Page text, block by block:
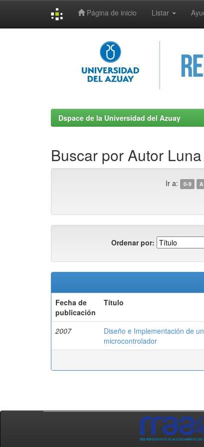
Página de inicio Listar
Dspace de la Universidad del Azuay
Buscar por Autor
Ir a: 0-9 A
Ordenar por:
Fecha de
publicación
Título
2007
Diseño e Implementación de
microcontrolador